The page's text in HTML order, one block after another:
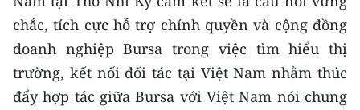
TIN MỚI
TIN ĐỊA PHƯƠNG
Trung du và miền núi phía Bắc
chắc, tích cực hỗ trợ chính quyền và cộng đồng
doanh nghiệp Bursa trong việc tìm hiểu thị
trường, kết nối đối tác tại Việt Nam nhằm thúc
đẩy hợp tác giữa Bursa với Việt Nam nói chung